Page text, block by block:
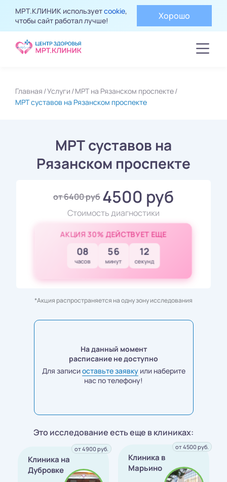
МРТ.КЛИНИК используетcookie,
чтобы сайт работал лучше!
Хорошо
Главная Услуги МРТ на Рязанском проспекте
МРТ суставов на Рязанском проспекте
МРТ суставов на
Рязанском проспекте
от 6400 руб 4500 руб
Стоимость диагностики
АКЦИЯ 30% ДЕЙСТВУЕТ ЕЩЕ
08
часов
56
минут
10
секунд
*Акция распространяется на одну зону исследования
На данный момент
расписание не доступно
Для записиоставьте заявкуили наберите
нас по телефону!
Это исследование есть еще в клиниках:
Клиника на
Дубровке
от 4900 руб.
Клиника в
Марьино
от 4500 руб.